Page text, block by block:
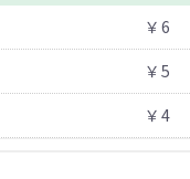
￥6
￥5
￥4